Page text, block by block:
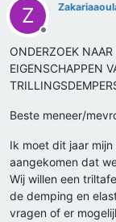
Z
Offline
ONDERZOEK
EIGENSCHAPPEN
Beste meneer/
Ik moet dit jaar
aangekomen dat
Wij willen een
de demping en
vragen of er